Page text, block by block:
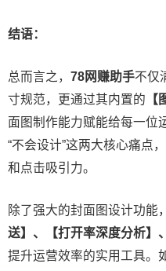
结语：
总而言之， 78网赚助手不仅
寸规范，更通过其内置的 【
面图制作能力赋能给每一位
“不会设计”这两大核心痛点
和点击吸引力。
除了强大的封面图设计功能，
送】、【打开率深度分析】
提升运营效率的实用工具。